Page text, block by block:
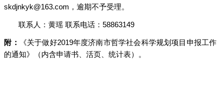
skdjnkyk@163.com ，逾期不予受理。
联系人：黄瑶 联系电话：58863149
附： 《关于做好2019年度济南市哲学社会科学规划项目申报工作
的通知》（内含申请书、活页、统计表）。